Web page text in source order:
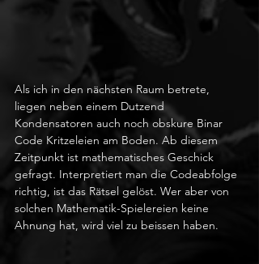
Als ich in den nächsten Raum betrete,
liegen neben einem Dutzend
Kondensatoren auch noch obskure Binar
Code Kritzeleien am Boden. Ab diesem
Zeitpunkt ist mathematisches Geschick
gefragt. Interpretiert man die Codeabfolge
richtig, ist das Rätsel gelöst. Wer aber von
solchen Mathematik-Spielereien keine
Ahnung hat, wird viel zu beissen haben.